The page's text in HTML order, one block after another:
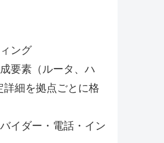
ング
要素（ルータ、ハ
細を拠点ごとに格
イダー・電話・イン